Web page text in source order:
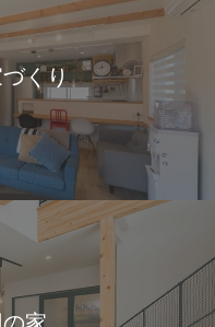
くり